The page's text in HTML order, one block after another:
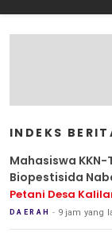
INDEKS
Mahasiswa KKN-
Biopestisida
Petani Desa
DAERAH 9 jam yang